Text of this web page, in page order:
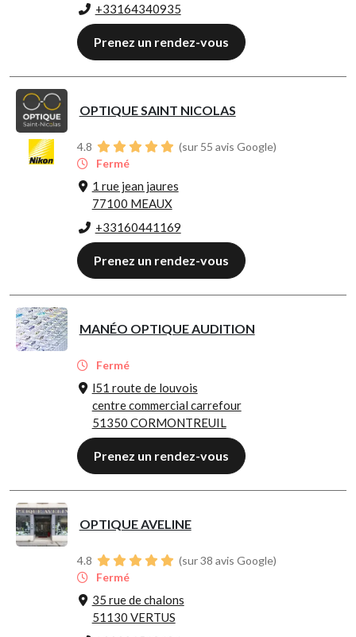
+33164340935
Prenez un rendez-vous
OPTIQUE SAINT NICOLAS
4.8
(sur 55 avis Google)
Fermé
1 rue jean jaures
77100 MEAUX
+33160441169
Prenez un rendez-vous
MANÉO OPTIQUE AUDITION
Fermé
l51 route de louvois
centre commercial carrefour
51350 CORMONTREUIL
Prenez un rendez-vous
OPTIQUE AVELINE
4.8
(sur 38 avis Google)
Fermé
35 rue de chalons
51130 VERTUS